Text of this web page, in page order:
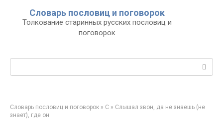
Словарь пословиц и поговорок
Толкование старинных русских пословиц и
поговорок
Словарь пословиц и поговорок » С » Слышал звон, да не знаешь (не
знает), где он